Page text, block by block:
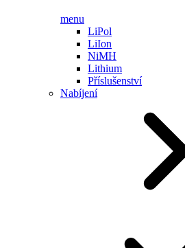
menu
LiPol
LiIon
NiMH
Lithium
Příslušenství
Nabíjení